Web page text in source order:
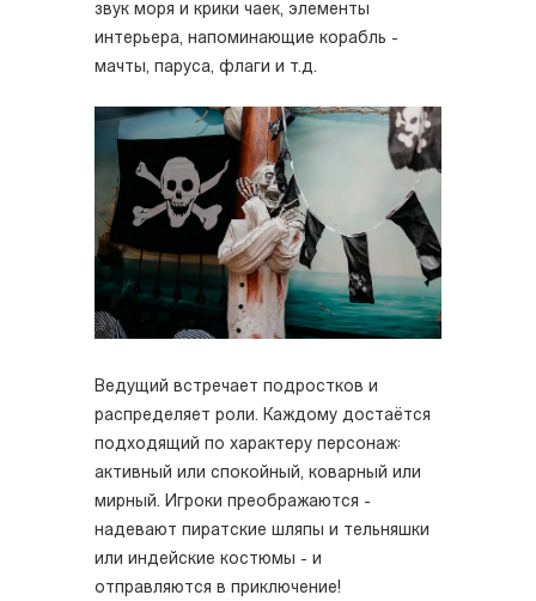
звук моря и крики чаек, элементы
интерьера, напоминающие корабль -
мачты, паруса, флаги и т.д.
Ведущий встречает подростков и
распределяет роли. Каждому достаётся
подходящий по характеру персонаж:
активный или спокойный, коварный или
мирный. Игроки преображаются -
надевают пиратские шляпы и тельняшки
или индейские костюмы - и
отправляются в приключение!